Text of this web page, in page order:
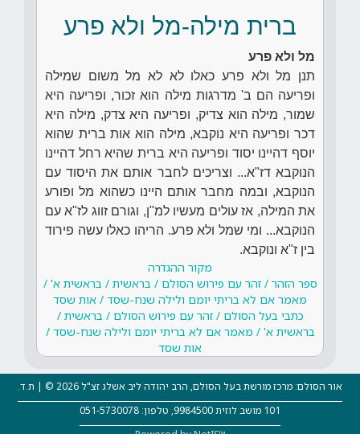
ברית מילה-מל ולא פרע
מל ולא פרע
תנן מל ולא פרע כאלו לא לא מל משום שמילה
ופריעה הם ב' מדרגות מילה הוא זכור, ופריעה היא
שמור, מילה הוא צדיק, ופריעה היא צדק, מילה היא
דכר ופריעה היא נוקבא, מילה הוא אות ברית שהוא
יוסף דהיינו יסוד ופריעה היא ברית שהיא רחל דהיינו
הנוקבא דז"א... וצריכים לחבר אותם את היסוד עם
הנוקבא, ובמה מחבר אותם היינו כשהוא מל ופורע
את המילה, אז עולים מעשיו למ"ן, וגורם זווג לז"א עם
הנוקבא... ומי שמל ולא פרע. הריהו כאלו עשה פירוד
בין ז"א ונוקבא.
מקור ההגדרה
ספר הזהר / זהר עם פירוש הסולם / בראשית / בראשית א' /
מאמר אם לא בריתי יומם ולילה שנח-שסד / אות שסד
כתבי בעל הסולם / זהר עם פירוש הסולם / בראשית /
בראשית א' / מאמר אם לא בריתי יומם ולילה שנח-שסד /
אות שסד
אור הסולם: מרכז מורשת בעל הסולם, הרב יהודה ליב אשלג זצ"ל 2026 © | ת.ד.
101 מושב לוזית 9984500, טלפון: 051-5730078